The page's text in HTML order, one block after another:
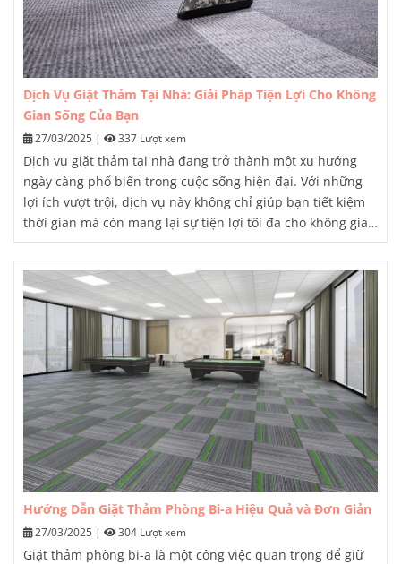
Dịch Vụ Giặt Thảm Tại Nhà: Giải Pháp Tiện Lợi Cho Không
Gian Sống Của Bạn
27/03/2025 | 337 Lượt xem
Dịch vụ giặt thảm tại nhà đang trở thành một xu hướng
ngày càng phổ biến trong cuộc sống hiện đại. Với những
lợi ích vượt trội, dịch vụ này không chỉ giúp bạn tiết kiệm
thời gian mà còn mang lại sự tiện lợi tối đa cho không gian
sống của mình. Trong bài viết này, chúng ta sẽ cùng khám
phá chi tiết về dịch vụ giặt thảm tại nhà, từ lý do nên chọn
đến quy trình thực hiện và những lưu ý cần thiết.
Hướng Dẫn Giặt Thảm Phòng Bi-a Hiệu Quả và Đơn Giản
27/03/2025 | 304 Lượt xem
Giặt thảm phòng bi-a là một công việc quan trọng để giữ